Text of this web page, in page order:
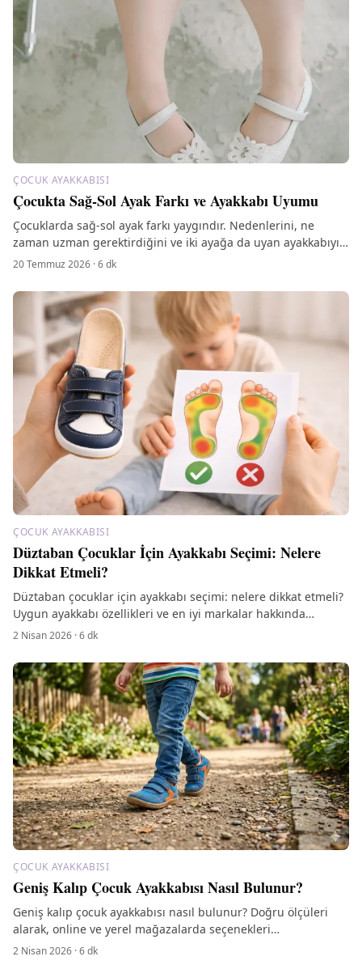
ÇOCUK AYAKKABISI
Çocukta Sağ-Sol Ayak Farkı ve Ayakkabı Uyumu
Çocuklarda sağ-sol ayak farkı yaygındır. Nedenlerini, ne
zaman uzman gerektirdiğini ve iki ayağa da uyan ayakkabıyı
nasıl seçeceğinizi anlatıyoruz.
20 Temmuz 2026 ·6dk
ÇOCUK AYAKKABISI
Düztaban Çocuklar İçin Ayakkabı Seçimi: Nelere
Dikkat Etmeli?
Düztaban çocuklar için ayakkabı seçimi: nelere dikkat etmeli?
Uygun ayakkabı özellikleri ve en iyi markalar hakkında
bilgilere ulaşın.
2 Nisan 2026 ·6dk
ÇOCUK AYAKKABISI
Geniş Kalıp Çocuk Ayakkabısı Nasıl Bulunur?
Geniş kalıp çocuk ayakkabısı nasıl bulunur? Doğru ölçüleri
alarak, online ve yerel mağazalarda seçenekleri
değerlendirerek en uygun ayakkabıyı seçin.
2 Nisan 2026 ·6dk